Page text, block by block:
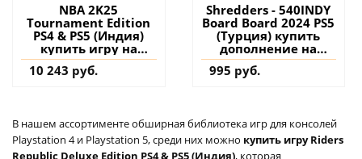
NBA 2K25
Tournament Edition
PS4 & PS5 (Индия)
купить игру на
аккаунт
10 243 руб.
Shredders - 540INDY
Board Board 2024 PS5
(Турция) купить
дополнение на
аккаунт
995 руб.
В нашем ассортименте обширная библиотека игр для консолей
Playstation 4 и Playstation 5, среди них можно купить игру Riders
Republic Deluxe Edition PS4 & PS5 (Индия), которая